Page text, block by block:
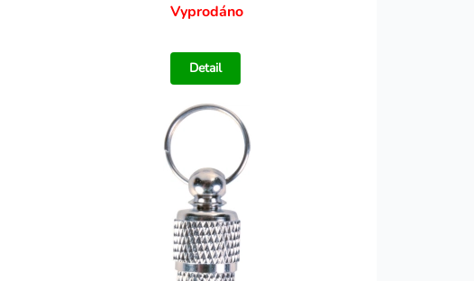
Vyprodáno
Detail